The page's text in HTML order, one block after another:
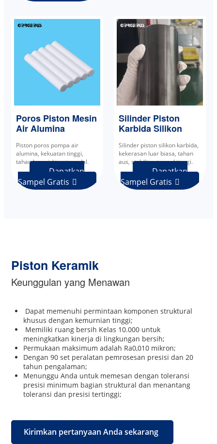
Poros Piston Mesin
Air Alumina
Piston poros pompa air
alumina, kekuatan tinggi,
tahan korosi, kinerja andal.
Dapatkan
Sampel Gratis 
Silinder Piston
Karbida Silikon
Silinder piston silikon karbida,
kekerasan luar biasa, tahan
aus, stabilitas termal tinggi.
Dapatkan
Sampel Gratis 
Piston Keramik
Keunggulan yang Menawan
Dapat memenuhi permintaan komponen struktural
khusus dengan kemurnian tinggi;
Memiliki ruang bersih Kelas 10.000 untuk
meningkatkan kinerja di lingkungan bersih;
Permukaan maksimum adalah Ra0,010 mikron;
Dengan 90 set peralatan pemrosesan presisi dan 20
tahun pengalaman;
Menunggu Anda untuk memesan dengan toleransi
presisi minimum bagian struktural dan menantang
toleransi dan presisi tertinggi;
Kirimkan pertanyaan Anda sekarang